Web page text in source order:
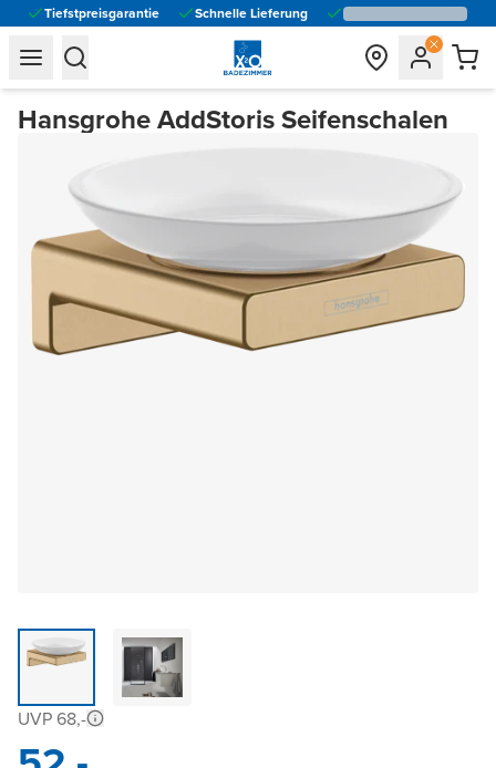
Tiefstpreisgarantie Schnelle Lieferung
general.navigation.toggle_menu.label
general.navigation.toggle_menu.label
Hansgrohe AddStoris Seifenschalen
UVP 68,-